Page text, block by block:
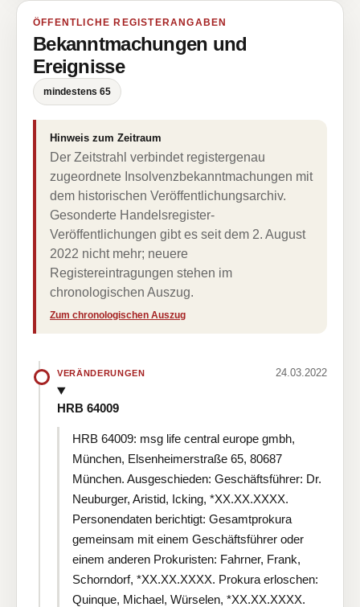
ÖFFENTLICHE REGISTERANGABEN
Bekanntmachungen und
Ereignisse
mindestens 65
Hinweis zum Zeitraum
Der Zeitstrahl verbindet registergenau
zugeordnete Insolvenzbekanntmachungen mit
dem historischen Veröffentlichungsarchiv.
Gesonderte Handelsregister-
Veröffentlichungen gibt es seit dem 2. August
2022 nicht mehr; neuere
Registereintragungen stehen im
chronologischen Auszug.
Zum chronologischen Auszug
VERÄNDERUNGEN 24.03.2022
HRB 64009
HRB 64009: msg life central europe gmbh,
München, Elsenheimerstraße 65, 80687
München. Ausgeschieden: Geschäftsführer: Dr.
Neuburger, Aristid, Icking, *XX.XX.XXXX.
Personendaten berichtigt: Gesamtprokura
gemeinsam mit einem Geschäftsführer oder
einem anderen Prokuristen: Fahrner, Frank,
Schorndorf, *XX.XX.XXXX. Prokura erloschen:
Quinque, Michael, Würselen, *XX.XX.XXXX.